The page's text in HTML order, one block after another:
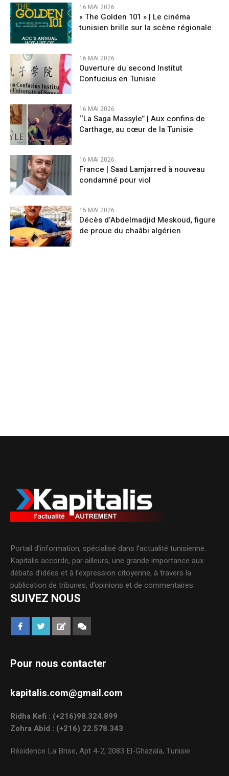
16 MAI 2026
« The Golden 101 » | Le cinéma
tunisien brille sur la scène régionale
16 MAI 2026
Ouverture du second Institut
Confucius en Tunisie
16 MAI 2026
‘‘La Saga Massyle’’ | Aux confins de
Carthage, au cœur de la Tunisie
16 MAI 2026
France | Saad Lamjarred à nouveau
condamné pour viol
15 MAI 2026
Décès d’Abdelmadjid Meskoud, figure
de proue du chaâbi algérien
Portail d’information, spécialisé dans l’actualité tunisienne.
Kapitalis accorde, par ailleurs, une grande importance aux
débats d’idées et à l’expression citoyenne, à travers la
publication de tribunes, d’opinions et de commentaires.
SUIVEZ NOUS
Pour nous contacter
kapitalis.com@gmail.com
Ridha Kefi : (+216)98.324.899
Zohra Abid : (+216) 22.578.343
Résidence La Brise, Apt 4-2, 2083 El-Ghazala, Tunisie.